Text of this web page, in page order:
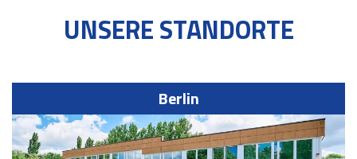
UNSERE STANDORTE
Berlin